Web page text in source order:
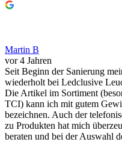
Martin B
vor 4 Jahren
Seit Beginn der Sanierung
wiederholt bei Ledclusive
Die Artikel im Sortiment
TCI) kann ich mit gutem
bezeichnen. Auch der
zu Produkten hat mich
beraten und bei der Auswahl